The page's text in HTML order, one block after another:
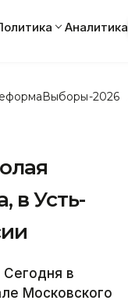
Аналитика
Выборы-2026
в Усть-
в
Московского